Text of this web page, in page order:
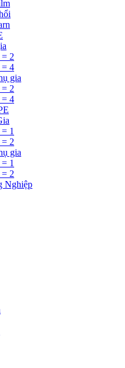
2
4
gia
2
4
1
2
gia
1
2
Nghiệp